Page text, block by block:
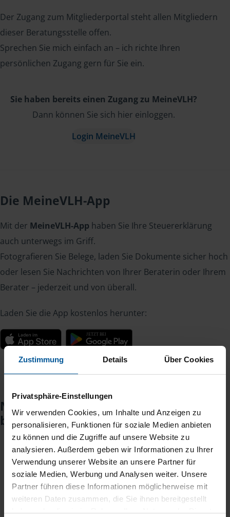
Zustimmung Details Über Cookies
Privatsphäre-Einstellungen
Wir verwenden Cookies, um Inhalte und Anzeigen zu
personalisieren, Funktionen für soziale Medien anbieten
zu können und die Zugriffe auf unsere Website zu
analysieren. Außerdem geben wir Informationen zu Ihrer
Verwendung unserer Website an unsere Partner für
soziale Medien, Werbung und Analysen weiter. Unsere
Partner führen diese Informationen möglicherweise mit
weiteren Daten zusammen, die Sie ihnen bereitgestellt
haben oder die sie im Rahmen Ihrer Nutzung der Dienste
Der Zugang zum Mitgliederportal steht allen Mitgliedern
dieser Beratungsstelle offen.
Sprechen Sie mich einfach an – ich richte Ihren
persönlichen Zugang gern für Sie ein.
Sie haben bereits einen Zugang zu MeineVLH?
Dann können Sie sich hier einloggen.
Login MeineVLH
Die MeineVLH-App
Mit der MeineVLH-App haben Sie Ihre Steuererklärung
auch unterwegs im Griff.
Fotografieren Sie Belege, laden Sie Dokumente sicher hoch
oder lesen Sie Nachrichten von Ihrer Beraterin oder Ihrem
Berater – jederzeit und von überall.
Laden Sie die App kostenlos herunter:
Noch keinen Zugang? So einfach
beantragen Sie ihn.
1
Sie teilen mir mit, dass Sie MeineVLH nutzen
wollen.
2 Sie bekommen eine E-Mail mit Ihren Zugangsdaten
und einem Aktivierungslink.